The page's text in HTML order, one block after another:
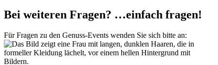
Bei weiteren Fragen? …einfach fragen!
Für Fragen zu den Genuss-Events wenden Sie sich bitte an: